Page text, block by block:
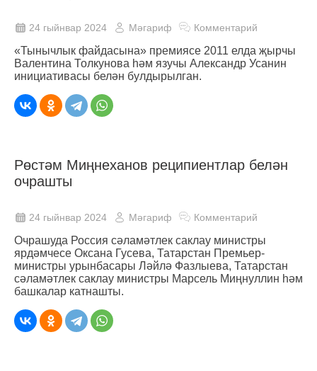
24 гыйнвар 2024 Мәгариф Комментарий
«Тынычлык файдасына» премиясе 2011 елда җырчы
Валентина Толкунова һәм язучы Александр Усанин
инициативасы белән булдырылган.
Рөстәм Миңнеханов реципиентлар белән
очрашты
24 гыйнвар 2024 Мәгариф Комментарий
Очрашуда Россия сәламәтлек саклау министры
ярдәмчесе Оксана Гусева, Татарстан Премьер-
министры урынбасары Ләйлә Фазлыева, Татарстан
сәламәтлек саклау министры Марсель Миңнуллин һәм
башкалар катнашты.